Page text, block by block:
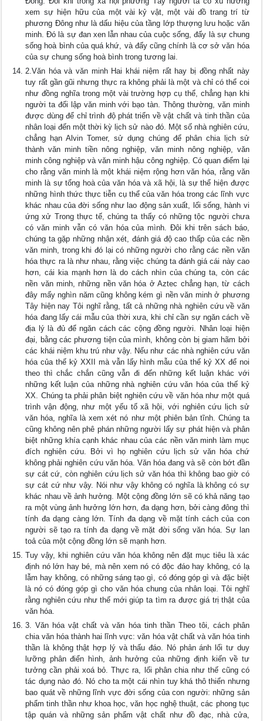
xem sự hiện hữu của một vài kỷ vật, một vài đồ trang trí từ
phương Đông như là dấu hiệu của tầng lớp thượng lưu hoặc văn
minh. Đó là sự đan xen lẫn nhau của cuộc sống, đấy là sự chung
sống hoà bình của quá khứ, và đấy cũng chính là cơ sở văn hóa
của sự chung sống hoà bình trong tương lai.
2.Văn hóa và văn minh Hai khái niệm rất hay bị đồng nhất này
tuy rất gần gũi nhưng thực ra không phải là một và chỉ có thể coi
như đồng nghĩa trong một vài trường hợp cụ thể, chẳng hạn khi
người ta đối lập văn minh với bạo tàn. Thông thường, văn minh
được dùng để chỉ trình độ phát triển về vật chất và tinh thần của
nhân loại đến một thời kỳ lịch sử nào đó. Một số nhà nghiên cứu,
chẳng hạn Alvin Tomer, sử dụng chúng để phân chia lịch sử
thành văn minh tiền nông nghiệp, văn minh nông nghiệp, văn
minh công nghiệp và văn minh hậu công nghiệp. Có quan điểm lại
cho rằng văn minh là một khái niệm rộng hơn văn hóa, rằng văn
minh là sự tổng hoà của văn hóa và xã hội, là sự thể hiện được
những hình thức thực tiễn cụ thể của văn hóa trong các lĩnh vực
khác nhau của đời sống như lao động sản xuất, lối sống, hành vi
ứng xử Trong thực tế, chúng ta thấy có những tộc người chưa
có văn minh vẫn có văn hóa của mình. Đôi khi trên sách báo,
chúng ta gặp những nhận xét, đánh giá độ cao thấp của các nền
văn minh, trong khi đó lại có những người cho rằng các nền văn
hóa thực ra là như nhau, rằng việc chúng ta đánh giá cái này cao
hơn, cái kia mạnh hơn là do cách nhìn của chúng ta, còn các
nền văn minh, những nền văn hóa ở Aztec chẳng hạn, từ cách
đây mấy nghìn năm cũng không kém gì nền văn minh ở phương
Tây hiện nay Tôi nghĩ rằng, tất cả những nhà nghiên cứu về văn
hóa đang lấy cái mẫu của thời xưa, khi chỉ cần sự ngăn cách về
địa lý là đủ để ngăn cách các cộng đồng người. Nhân loại hiện
đại, bằng các phương tiện của mình, không còn bị giam hãm bởi
các khái niệm khu trú như vậy. Nếu như các nhà nghiên cứu văn
hóa của thế kỷ XXII mà vẫn lấy hình mẫu của thế kỷ XX để noi
theo thì chắc chắn cũng vẫn đi đến những kết luận khác với
những kết luận của những nhà nghiên cứu văn hóa của thế kỷ
XX. Chúng ta phải phân biệt nghiên cứu về văn hóa như một quá
trình vận động, như một yếu tố xã hội, với nghiên cứu lịch sử
văn hóa, nghĩa là xem xét nó như một phiên bản tĩnh. Chúng ta
cũng không nên phê phán những người lấy sự phát hiện và phân
biệt những khía cạnh khác nhau của các nền văn minh làm mục
đích nghiên cứu. Bởi vì họ nghiên cứu lịch sử văn hóa chứ
không phải nghiên cứu văn hóa. Văn hóa đang và sẽ còn bớt đần
sự cát cứ, còn nghiên cứu lịch sử văn hóa thì không bao giờ có
sự cát cứ như vậy. Nói như vậy không có nghĩa là không có sự
khác nhau về ảnh hưởng. Một cộng đồng lớn sẽ có khả năng tạo
ra một vùng ảnh hưởng lớn hơn, đa dạng hơn, bởi càng đông thì
tính đa dạng càng lớn. Tính đa dạng về mặt tính cách của con
người sẽ tạo ra tính đa dạng về mặt đời sống văn hóa. Sự lan
toả của một cộng đồng lớn sẽ mạnh hơn.
Tuy vậy, khi nghiên cứu văn hóa không nên đặt mục tiêu là xác
định nó lớn hay bé, mà nên xem nó có độc đáo hay không, có lạ
lẫm hay không, có những sáng tạo gì, có đóng góp gì và đặc biệt
là nó có đóng góp gì cho văn hóa chung của nhân loại. Tôi nghĩ
rằng nghiên cứu như thế mới giúp ta tìm ra được giá trị thật của
văn hóa.
3. Văn hóa vật chất và văn hóa tinh thần Theo tôi, cách phân
chia văn hóa thành hai lĩnh vực: văn hóa vật chất và văn hóa tinh
thần là không thật hợp lý và thấu đáo. Nó phản ánh lối tư duy
lưỡng phân điển hình, ảnh hưởng của những định kiến về tư
tưởng cần phải xoá bỏ. Thực ra, lối phân chia như thế cũng có
tác dụng nào đó. Nó cho ta một cái nhìn tuy khá thô thiển nhưng
bao quát về những lĩnh vực đời sống của con người: những sản
phẩm tinh thần như khoa học, văn học nghệ thuật, các phong tục
tập quán và những sản phẩm vật chất như đồ đạc, nhà cửa,